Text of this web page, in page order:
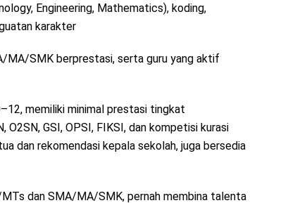
Engineering, Mathematics), koding,
karakter
MA/SMK berprestasi, serta guru yang aktif
memiliki minimal prestasi tingkat
GSI, OPSI, FIKSI, dan kompetisi kurasi
dan rekomendasi kepala sekolah, juga bersedia
dan SMA/MA/SMK, pernah membina talenta